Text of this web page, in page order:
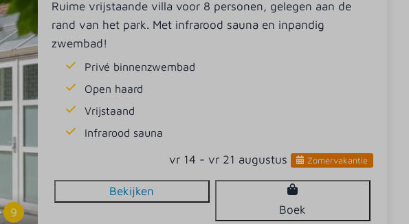
9
Ruime vrijstaande villa voor 8 personen, gelegen aan de
rand van het park. Met infrarood sauna en inpandig
zwembad!
Privé binnenzwembad
Open haard
Vrijstaand
Infrarood sauna
vr 14 - vr 21 augustus Zomervakantie
Bekijken
Boek